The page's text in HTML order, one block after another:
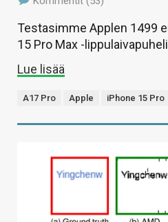
Testasimme Applen 1499
15 Pro Max -
Lue lisää
A17 Pro Apple iPhone 15 Pro